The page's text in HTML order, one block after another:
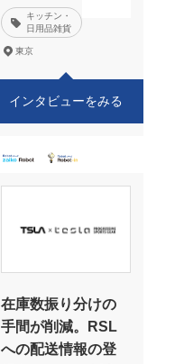
キッチン・
日用品雑貨
東京
インタビューをみる
在庫数振り分けの
手間が削減。RSL
への配送情報の登